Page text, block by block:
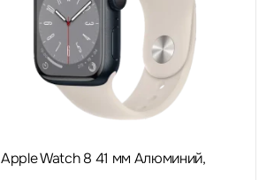
Apple Watch 8 41 мм Алюминий,